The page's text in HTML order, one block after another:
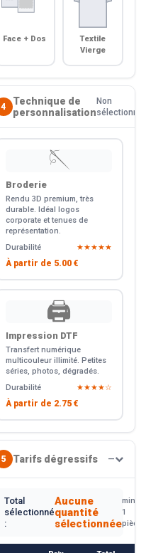
Face + Dos
Textile
Vierge
4
Technique de
personnalisation
Non
sélectionné
🪡
Broderie
Rendu 3D premium, très
durable. Idéal logos
corporate et tenues de
représentation.
Durabilité
★★★★★
À partir de 5.00 €
🖨️
Impression DTF
Transfert numérique
multicouleur illimité. Petites
séries, photos, dégradés.
Durabilité
★★★★☆
À partir de 2.75 €
5 Tarifs dégressifs —
Total
sélectionné
:
Aucune
quantité
sélectionnée
min.
1
pièce